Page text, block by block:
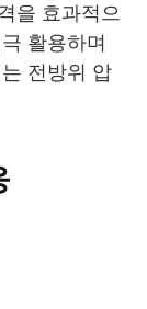
을 효과적으
활용하며
전방위 압